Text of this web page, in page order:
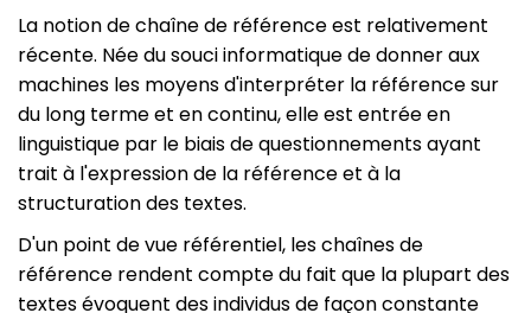
La notion de chaîne de référence est relativement
récente. Née du souci informatique de donner aux
machines les moyens d'interpréter la référence sur
du long terme et en continu, elle est entrée en
linguistique par le biais de questionnements ayant
trait à l'expression de la référence et à la
structuration des textes.
D'un point de vue référentiel, les chaînes de
référence rendent compte du fait que la plupart des
textes évoquent des individus de façon constante